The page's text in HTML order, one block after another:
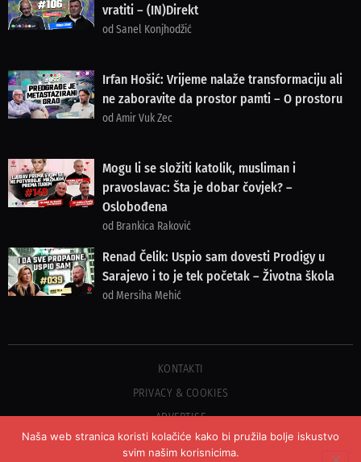
vratiti – (IN)Direkt
od Sanel Konjhodžić
Irfan Hošić: Vrijeme nalaže transformaciju ali
ne zaboravite da prostor pamti – O prostoru
od Amir Vuk Zec
Mogu li se složiti katolik, musliman i
pravoslavac: Šta je dobar čovjek? –
Oslobođena
od Brankica Raković
Renad Čelik: Uspio sam dovesti Prodigy u
Sarajevo i to je tek početak – Životna škola
od Mersiha Mehić
©2023 COPYRIGHT OSLOBOĐENJE - SVA PRAVA PRIDRŽANA
KONTAKTI
PRIVACY & COOKIES
ADVERTISE
Naša web stranica koristi kolačiće kako bi pružila bolje iskustvo
svim našim korisnicima.